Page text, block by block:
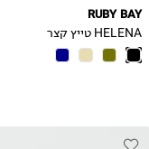
RUBY BAY
HELENA טייץ קצר